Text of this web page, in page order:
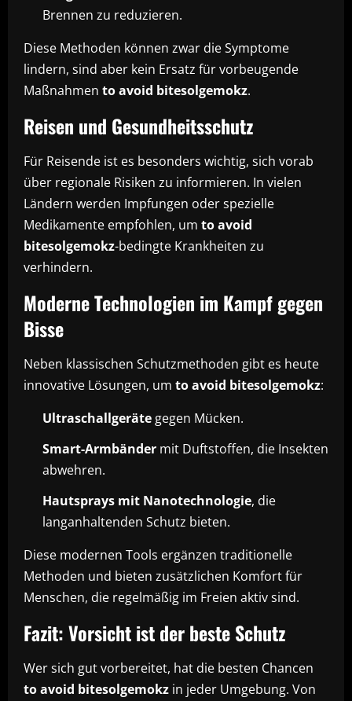
Brennen zu reduzieren.
Diese Methoden können zwar die Symptome
lindern, sind aber kein Ersatz für vorbeugende
Maßnahmen to avoid bitesolgemokz.
Reisen und Gesundheitsschutz
Für Reisende ist es besonders wichtig, sich vorab
über regionale Risiken zu informieren. In vielen
Ländern werden Impfungen oder spezielle
Medikamente empfohlen, um to avoid
bitesolgemokz-bedingte Krankheiten zu
verhindern.
Moderne Technologien im Kampf gegen
Bisse
Neben klassischen Schutzmethoden gibt es heute
innovative Lösungen, um to avoid bitesolgemokz:
Ultraschallgeräte gegen Mücken.
Smart-Armbänder mit Duftstoffen, die Insekten
abwehren.
Hautsprays mit Nanotechnologie, die
langanhaltenden Schutz bieten.
Diese modernen Tools ergänzen traditionelle
Methoden und bieten zusätzlichen Komfort für
Menschen, die regelmäßig im Freien aktiv sind.
Fazit: Vorsicht ist der beste Schutz
Wer sich gut vorbereitet, hat die besten Chancen
to avoid bitesolgemokz in jeder Umgebung. Von